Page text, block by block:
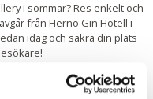
i sommar? Res enkelt och
från Hernö Gin Hotell i
idag och säkra din plats
Läs mer